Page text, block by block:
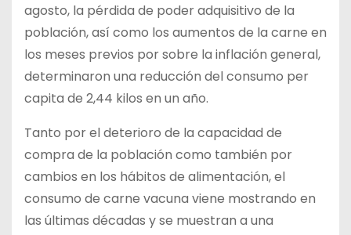
agosto, la pérdida de poder adquisitivo de la
población, así como los aumentos de la carne en
los meses previos por sobre la inflación general,
determinaron una reducción del consumo per
capita de 2,44 kilos en un año.
Tanto por el deterioro de la capacidad de
compra de la población como también por
cambios en los hábitos de alimentación, el
consumo de carne vacuna viene mostrando en
las últimas décadas y se muestran a una